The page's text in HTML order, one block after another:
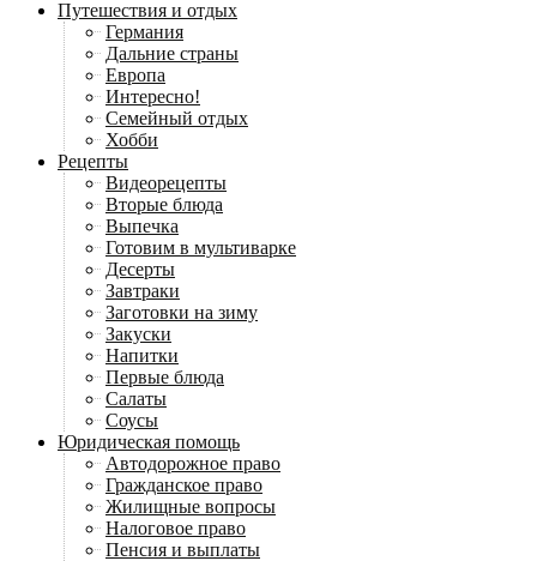
Путешествия и отдых
Германия
Дальние страны
Европа
Интересно!
Семейный отдых
Хобби
Рецепты
Видеорецепты
Вторые блюда
Выпечка
Готовим в мультиварке
Десерты
Завтраки
Заготовки на зиму
Закуски
Напитки
Первые блюда
Салаты
Соусы
Юридическая помощь
Автодорожное право
Гражданское право
Жилищные вопросы
Налоговое право
Пенсия и выплаты